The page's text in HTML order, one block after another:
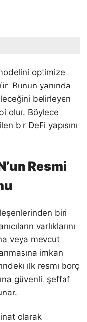
optimize
Bunun yanında
belirleyen
olur. Böylece
bir DeFi yapısını
Resmi
biri
varlıklarını
veya mevcut
imkan
ilk resmi borç
güvenli, şeffaf
olarak